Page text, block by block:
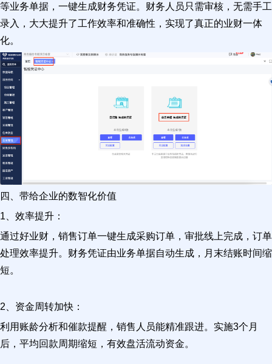
等业务单据，一键生成财务凭证。财务人员只需审核，无需手工
录入，大大提升了工作效率和准确性，实现了真正的业财一体
化。
四、带给企业的数智化价值
1、效率提升：
通过好业财，销售订单一键生成采购订单，审批线上完成，订单
处理效率提升。财务凭证由业务单据自动生成，月末结账时间缩
短。
2、资金周转加快：
利用账龄分析和催款提醒，销售人员能精准跟进。实施3个月
后，平均回款周期缩短，有效盘活流动资金。